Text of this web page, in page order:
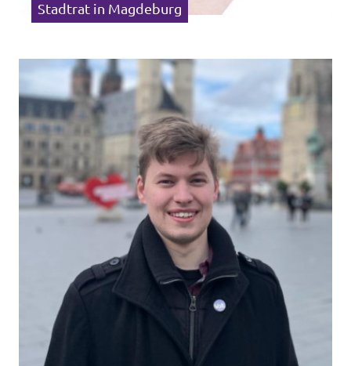
Datenschutz
Impressum
Stadtrat in Magdeburg